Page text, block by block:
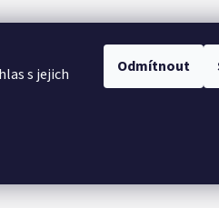
s jejich
Odmítnout